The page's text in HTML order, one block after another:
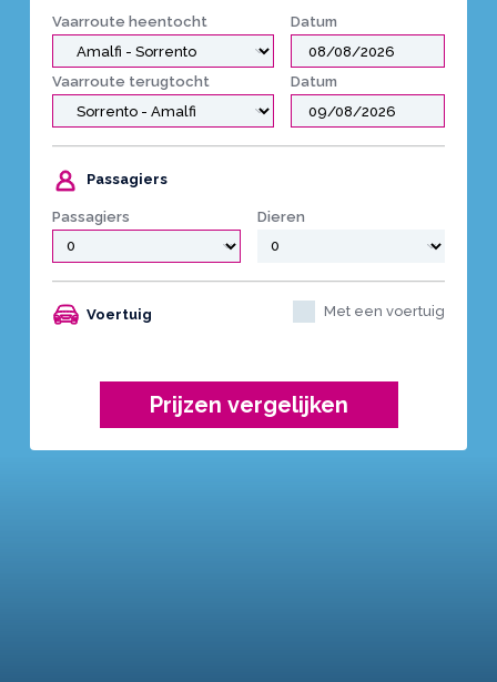
Vaarroute heentocht Datum
Vaarroute terugtocht Datum
Passagiers
Passagiers Dieren
Voertuig Met een voertuig
Prijzen vergelijken